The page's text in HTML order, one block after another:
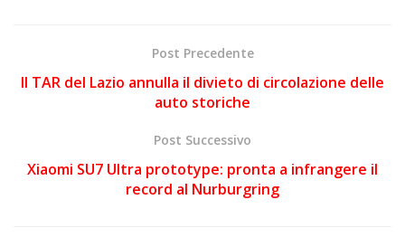
Post Precedente
Il TAR del Lazio annulla il divieto di circolazione delle
auto storiche
Post Successivo
Xiaomi SU7 Ultra prototype: pronta a infrangere il
record al Nurburgring